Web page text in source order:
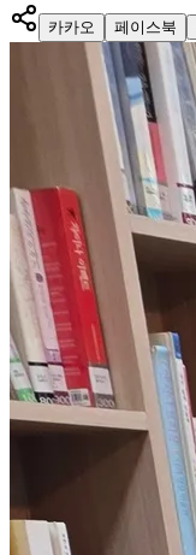
카카오 페이스북